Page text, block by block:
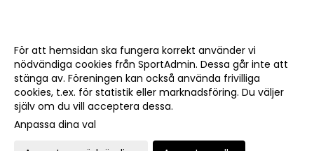
För att hemsidan ska fungera korrekt använder vi
nödvändiga cookies från SportAdmin. Dessa går inte att
stänga av. Föreningen kan också använda frivilliga
cookies, t.ex. för statistik eller marknadsföring. Du väljer
själv om du vill acceptera dessa.
Anpassa dina val